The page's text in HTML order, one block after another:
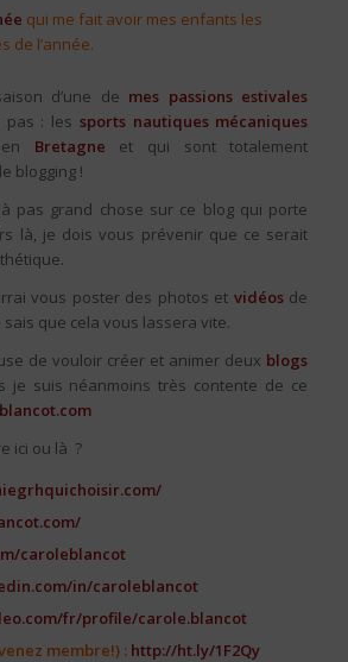
qui me fait avoir mes enfants les
de l’année.
d’une de mes passions estivales
pas : les sports nautiques mécaniques
Bretagne et qui sont totalement
blogging !
pas grand chose sur ce blog qui porte
là, je dois vous prévenir que ce serait
vous poster des photos et vidéos de
sais que cela vous lassera vite.
de vouloir créer et animer deux blogs
je suis néanmoins très contente de ce
ici ou là ?
caroleblancot
in/caroleblancot
fr/profile/carole.blancot
membre!) : http://ht.ly/1F2Qy